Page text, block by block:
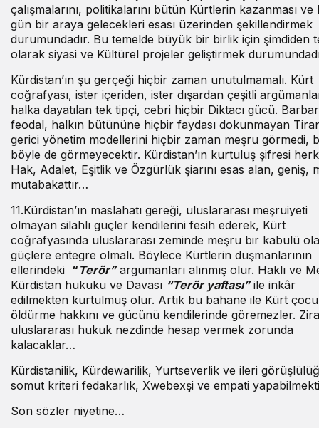
çalışmalarını, politikalarını bütün Kürtlerin kazanması ve
gün bir araya gelecekleri esası üzerinden şekillendirmek
durumundadır. Bu temelde büyük bir birlik için şimdiden
olarak siyasi ve Kültürel projeler geliştirmek
Kürdistan’ın şu gerçeği hiçbir zaman unutulmamalı. Kürt
coğrafyası, ister içeriden, ister dışardan çeşitli
halka dayatılan tek tipçi, cebri hiçbir Diktacı gücü.
feodal, halkın bütününe hiçbir faydası dokunmayan
gerici yönetim modellerini hiçbir zaman meşru görmedi,
böyle de görmeyecektir. Kürdistan’ın kurtuluş şifresi
Hak, Adalet, Eşitlik ve Özgürlük şiarını esas alan, geniş,
mutabakattır…
11.Kürdistan’ın maslahatı gereği, uluslararası meşruiyeti
olmayan silahlı güçler kendilerini fesih ederek, Kürt
coğrafyasında uluslararası zeminde meşru bir kabulü
güçlere entegre olmalı. Böylece Kürtlerin düşmanlarının
ellerindeki “ Terör”argümanları alınmış olur. Haklı ve
Kürdistan hukuku ve Davası “Terör yaftası”ile inkâr
edilmekten kurtulmuş olur. Artık bu bahane ile Kürt
öldürme hakkını ve gücünü kendilerinde göremezler. Zira
uluslararası hukuk nezdinde hesap vermek zorunda
kalacaklar…
Kürdistanilik, Kürdewarilik, Yurtseverlik ve ileri
somut kriteri fedakarlık, Xwebexşi ve empati
Son sözler niyetine…